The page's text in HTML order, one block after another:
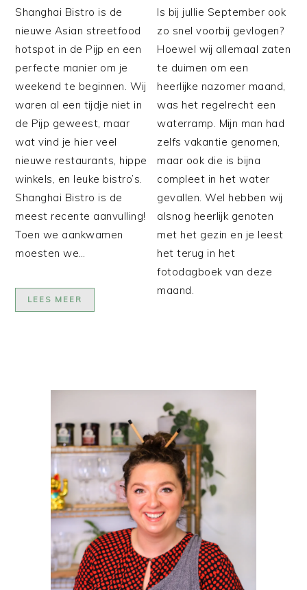
Shanghai Bistro is de
nieuwe Asian streetfood
hotspot in de Pijp en een
perfecte manier om je
weekend te beginnen. Wij
waren al een tijdje niet in
de Pijp geweest, maar
wat vind je hier veel
nieuwe restaurants, hippe
winkels, en leuke bistro’s.
Shanghai Bistro is de
meest recente aanvulling!
Toen we aankwamen
moesten we…
LEES MEER
Is bij jullie September ook
zo snel voorbij gevlogen?
Hoewel wij allemaal zaten
te duimen om een
heerlijke nazomer maand,
was het regelrecht een
waterramp. Mijn man had
zelfs vakantie genomen,
maar ook die is bijna
compleet in het water
gevallen. Wel hebben wij
alsnog heerlijk genoten
met het gezin en je leest
het terug in het
fotodagboek van deze
maand.